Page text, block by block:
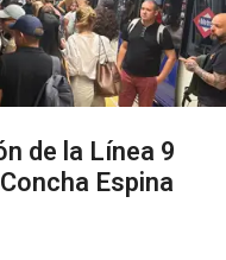
de la Línea 9
Espina